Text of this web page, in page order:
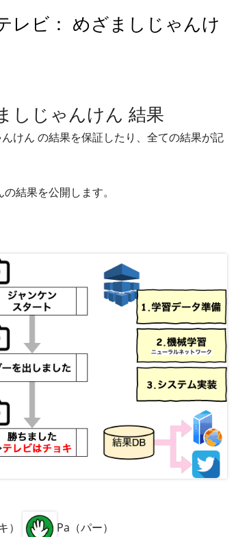
レビ： めざましじゃんけ
レビ： めざましじゃんけん 結果
しじゃんけん 結果
けん の結果を保証したり、全ての結果が記
結果を公開します。
） Pa（パー）